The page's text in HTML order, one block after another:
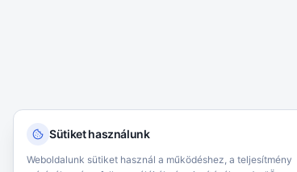
Sütiket használunk
Weboldalunk sütiket használ a működéshez, a teljesítmény